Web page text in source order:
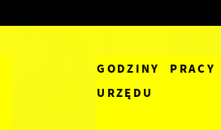
GODZINY PRACY
URZĘDU